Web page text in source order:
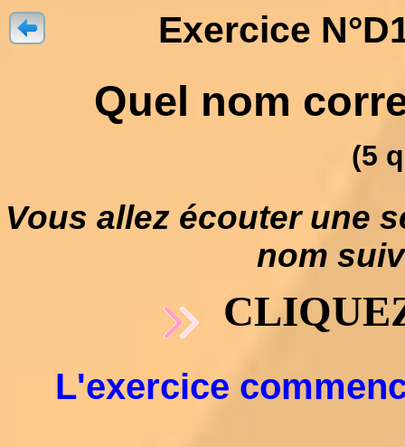
Exercice
Quel nom
(5
Vous allez écouter une
nom
L'exercice